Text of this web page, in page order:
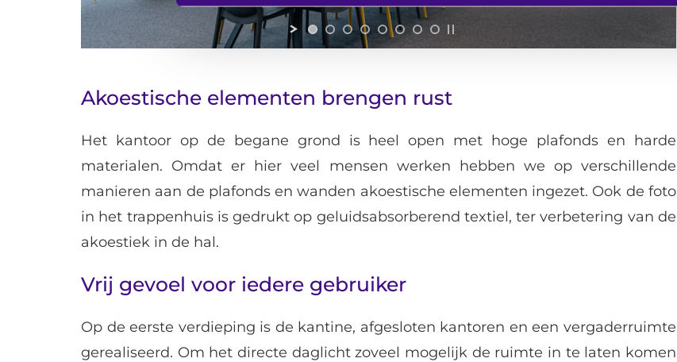
Akoestische elementen brengen rust
Het kantoor op de begane grond is heel open met hoge plafonds en harde
materialen. Omdat er hier veel mensen werken hebben we op verschillende
manieren aan de plafonds en wanden akoestische elementen ingezet. Ook de foto
in het trappenhuis is gedrukt op geluidsabsorberend textiel, ter verbetering van de
akoestiek in de hal.
Vrij gevoel voor iedere gebruiker
Op de eerste verdieping is de kantine, afgesloten kantoren en een vergaderruimte
gerealiseerd. Om het directe daglicht zoveel mogelijk de ruimte in te laten komen